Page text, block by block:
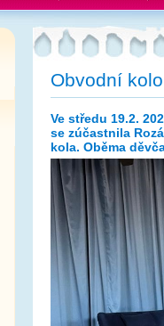
Obvodní
Ve středu 19.2.
se zúčastnila
kola. Oběma